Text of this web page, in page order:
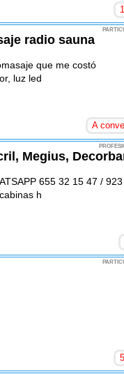
radio sauna
que me costó
luz led
A
Megius,
655 32 15 47 / 923
h